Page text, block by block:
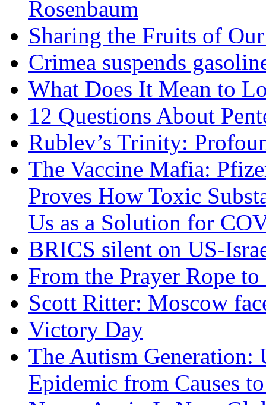
Rosenbaum
Sharing the Fruits of
Crimea suspends
What Does It Mean to
12 Questions About
Rublev’s Trinity:
The Vaccine Mafia:
Proves How Toxic
Us as a Solution for
BRICS silent on US-
From the Prayer Rope
Scott Ritter: Moscow
Victory Day
The Autism Generation:
Epidemic from Causes